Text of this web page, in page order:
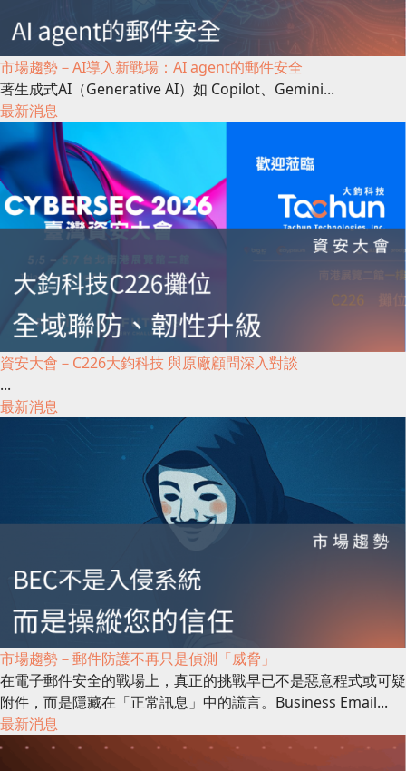
市場趨勢－AI導入新戰場：AI agent的郵件安全
著生成式AI（Generative AI）如 Copilot、Gemini...
最新消息
資安大會－C226大鈞科技 與原廠顧問深入對談
...
最新消息
市場趨勢－郵件防護不再只是偵測「威脅」
在電子郵件安全的戰場上，真正的挑戰早已不是惡意程式或可疑
附件，而是隱藏在「正常訊息」中的謊言。Business Email...
最新消息